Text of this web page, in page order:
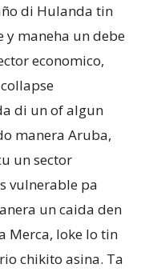
di Hulanda tin
y maneha un debe
economico,
di un of algun
manera Aruba,
un sector
vulnerable pa
un caida den
Merca, loke lo tin
chikito asina. Ta